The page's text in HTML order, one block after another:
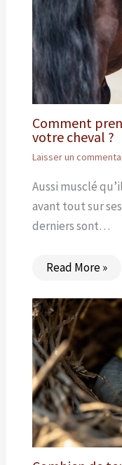
Comment
votre cheval ?
Laisser un
Aussi musclé
avant tout sur
derniers sont…
Read More »